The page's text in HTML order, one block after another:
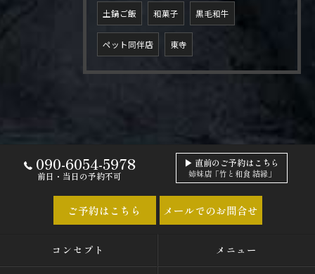
土鍋ご飯 和菓子 黒毛和牛
ペット同伴店 東寺
090-6054-5978
前日・当日の予約不可
▶ 直前のご予約はこちら
姉妹店「竹と和食 結縁」
ご予約はこちら メールでのお問合せ
コンセプト メニュー